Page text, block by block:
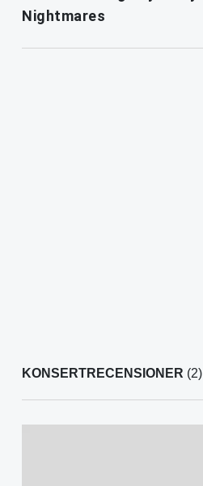
Nightmares
KONSERTRECENSIONER (2)